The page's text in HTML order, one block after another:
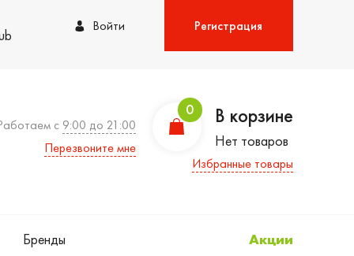
Войти Регистрация
с 9:00 до 21:00
Перезвоните мне
0 В корзине
Нет товаров
Избранные товары
Бренды Акции